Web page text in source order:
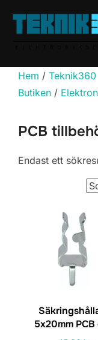
Hem / Teknik360
Butiken /
PCB
Endast ett
5x20mm